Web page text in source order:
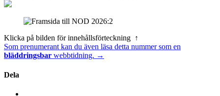
Klicka på bilden för innehållsförteckning ↑
Som prenumerant kan du även läsa detta nummer som en
bläddringsbar webbtidning. →
Dela